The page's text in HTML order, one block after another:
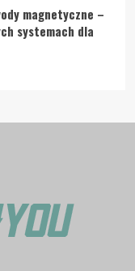
magnetyczne –
systemach dla